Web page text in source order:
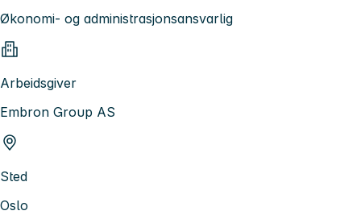
Økonomi- og administrasjonsansvarlig
Arbeidsgiver
Embron Group AS
Sted
Oslo